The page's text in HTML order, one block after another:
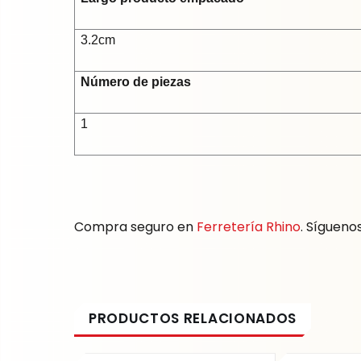
3.2cm
Número de piezas
1
Compra seguro en Ferretería Rhino.